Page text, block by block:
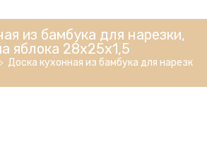
из бамбука для нарезки,
яблока 28х25х1,5
> Доска кухонная из бамбука для